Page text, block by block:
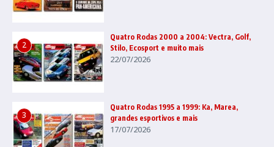
2
Quatro Rodas 2000 a 2004: Vectra, Golf,
Stilo, Ecosport e muito mais
22/07/2026
3
Quatro Rodas 1995 a 1999: Ka, Marea,
grandes esportivos e mais
17/07/2026